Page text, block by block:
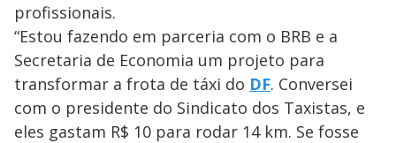
profissionais.
“Estou fazendo em parceria com o BRB e a
Secretaria de Economia um projeto para
transformar a frota de táxi do DF. Conversei
com o presidente do Sindicato dos Taxistas, e
eles gastam R$ 10 para rodar 14 km. Se fosse